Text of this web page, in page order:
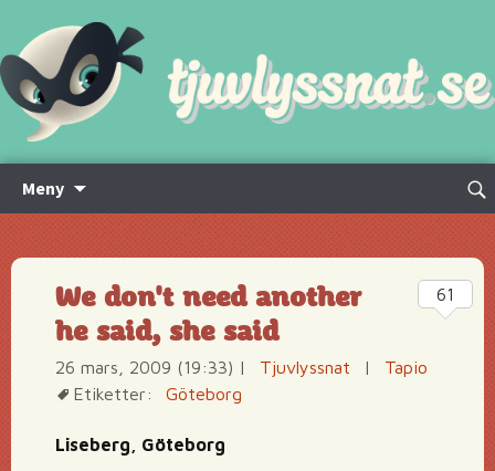
Meny
innehåll
Sök
We don't need another
he said, she said
26 mars, 2009 (19:33) | Tjuvlyssnat |
Tapio
Etiketter:
Göteborg
Liseberg, Göteborg
61